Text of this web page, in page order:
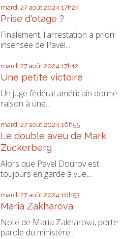
mardi 27 août 2024 17h24
Prise d'otage ?
Finalement, l'arrestation a priori
insensée de Pavel...
mardi 27 août 2024 17h12
Une petite victoire
Un juge fédéral américain donne
raison à une...
mardi 27 août 2024 16h55
Le double aveu de Mark
Zuckerberg
Alors que Pavel Dourov est
toujours en garde à vue,...
mardi 27 août 2024 16h53
Maria Zakharova
Note de Maria Zakharova, porte-
parole du ministère...